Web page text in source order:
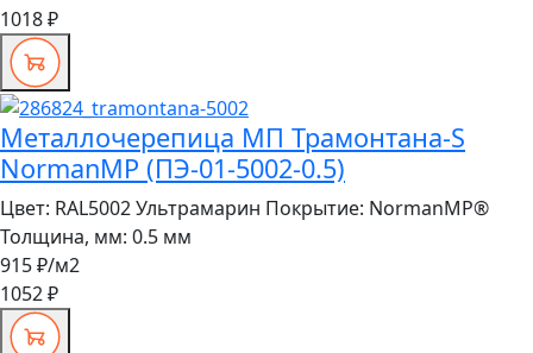
1018 ₽
Металлочерепица МП Трамонтана-S
NormanMP (ПЭ-01-5002-0.5)
Цвет: RAL5002 Ультрамарин Покрытие: NormanMP®
Толщина, мм: 0.5 мм
915 ₽/м2
1052 ₽